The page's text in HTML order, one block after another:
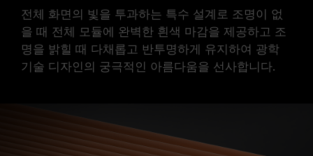
전체 화면의 빛을 투과하는 특수 설계로 조명이 없
을 때 전체 모듈에 완벽한 흰색 마감을 제공하고 조
명을 밝힐 때 다채롭고 반투명하게 유지하여 광학
기술 디자인의 궁극적인 아름다움을 선사합니다.